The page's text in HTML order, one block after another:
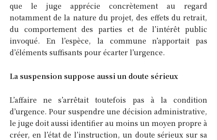
que le juge apprécie concrètement au regard
notamment de la nature du projet, des effets du retrait,
du comportement des parties et de l’intérêt public
invoqué. En l’espèce, la commune n’apportait pas
d’éléments suffisants pour écarter l’urgence.
La suspension suppose aussi un doute sérieux
L’affaire ne s’arrêtait toutefois pas à la condition
d’urgence. Pour suspendre une décision administrative,
le juge doit aussi identifier au moins un moyen propre à
créer, en l’état de l’instruction, un doute sérieux sur sa